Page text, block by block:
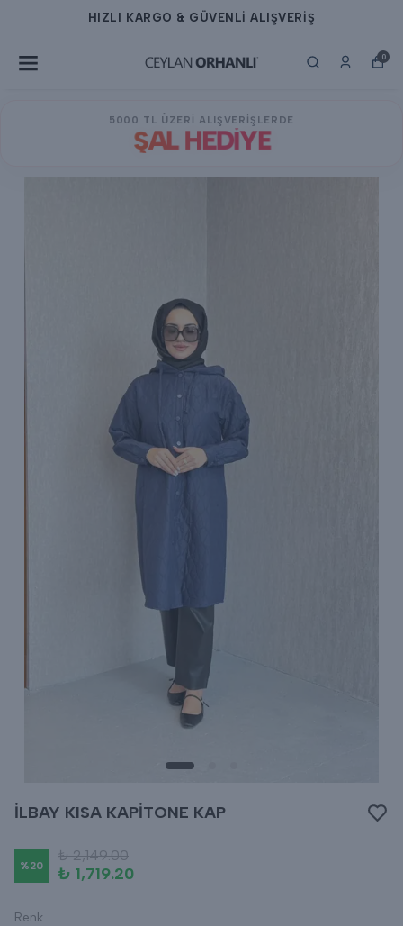
HIZLI KARGO & GÜVENLİ ALIŞVERİŞ
0
5000 TL ÜZERİ ALIŞVERİŞLERDE
ŞAL HEDİYE
İLBAY KISA KAPİTONE KAP
%20
₺ 2,149.00
₺ 1,719.20
Renk